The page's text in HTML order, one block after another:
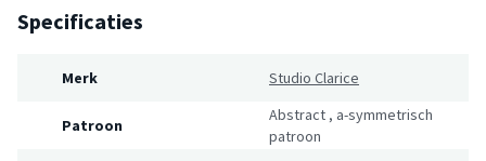
Specificaties
Merk Studio Clarice
Patroon
Abstract , a-symmetrisch
patroon